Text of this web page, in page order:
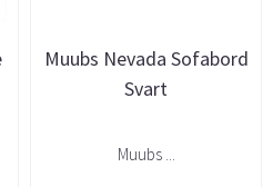
Muubs Nevada Sofabord
Svart
Muubs ...